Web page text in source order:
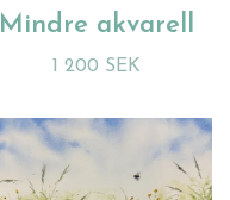
Mindre akvarell
1 200 SEK